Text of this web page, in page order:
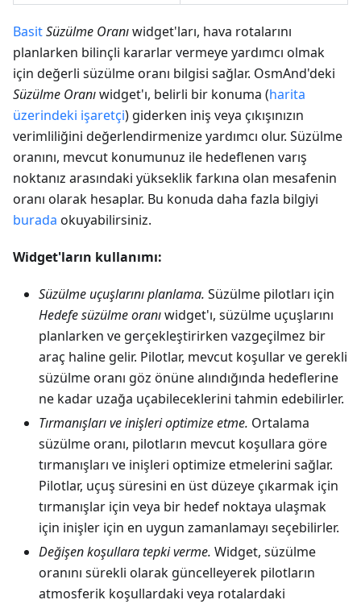
BasitSüzülme Oranıwidget'ları, hava rotalarını
planlarken bilinçli kararlar vermeye yardımcı olmak
için değerli süzülme oranı bilgisi sağlar. OsmAnd'deki
Süzülme Oranıwidget'ı, belirli bir konuma (harita
üzerindeki işaretçi) giderken iniş veya çıkışınızın
verimliliğini değerlendirmenize yardımcı olur. Süzülme
oranını, mevcut konumunuz ile hedeflenen varış
noktanız arasındaki yükseklik farkına olan mesafenin
oranı olarak hesaplar. Bu konuda daha fazla bilgiyi
burada okuyabilirsiniz.
Widget'ların kullanımı:
Süzülme uçuşlarını planlama. Süzülme pilotları için
Hedefe süzülme oranıwidget'ı, süzülme uçuşlarını
planlarken ve gerçekleştirirken vazgeçilmez bir
araç haline gelir. Pilotlar, mevcut koşullar ve gerekli
süzülme oranı göz önüne alındığında hedeflerine
ne kadar uzağa uçabileceklerini tahmin edebilirler.
Tırmanışları ve inişleri optimize etme. Ortalama
süzülme oranı, pilotların mevcut koşullara göre
tırmanışları ve inişleri optimize etmelerini sağlar.
Pilotlar, uçuş süresini en üst düzeye çıkarmak için
tırmanışlar için veya bir hedef noktaya ulaşmak
için inişler için en uygun zamanlamayı seçebilirler.
Değişen koşullara tepki verme. Widget, süzülme
oranını sürekli olarak güncelleyerek pilotların
atmosferik koşullardaki veya rotalardaki